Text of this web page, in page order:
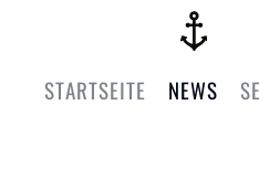
STARTSEITE NEWS